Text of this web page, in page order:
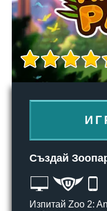
Създай
Изпитай Zoo 2: